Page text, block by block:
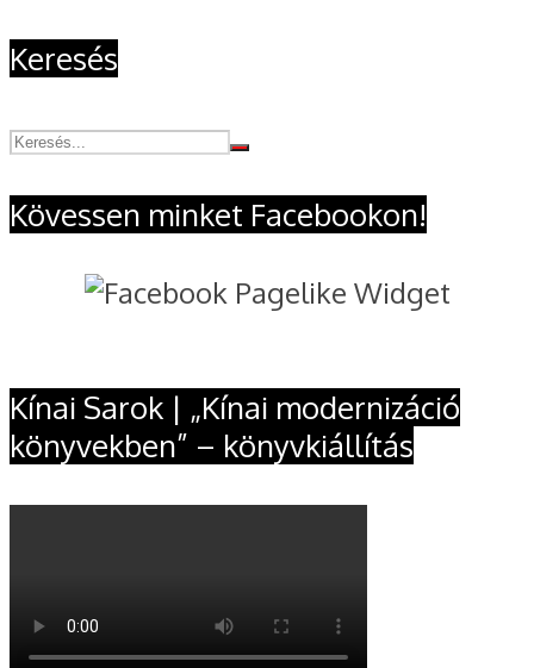
Keresés
Kövessen minket Facebookon!
Kínai Sarok | „Kínai modernizáció
könyvekben” – könyvkiállítás